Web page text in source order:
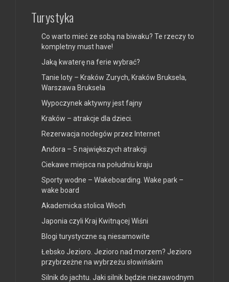
Turystyka
Co warto mieć ze sobą na biwaku? Te rzeczy to
kompletny must have!
Jaką kwaterę na ferie wybrać?
Tanie loty – Kraków Zurych, Kraków Bruksela,
Warszawa Bruksela
Wypoczynek aktywny jest fajny
Kraków – atrakcje dla dzieci.
Rezerwacja noclegów przez Internet
Andora – 5 największych atrakcji
Ciekawe miejsca na południu kraju
Sporty wodne – Wakeboarding. Wake park –
wake board
Akademicka stolica Włoch
Japonia czyli Kraj Kwitnącej Wiśni
Blogi turystyczne są niesamowite
Łebsko Jezioro. Jezioro nad morzem? Jezioro
przybrzeżne na wybrzeżu słowińskim
Silnik do jachtu. Jaki silnik będzie niezawodnym